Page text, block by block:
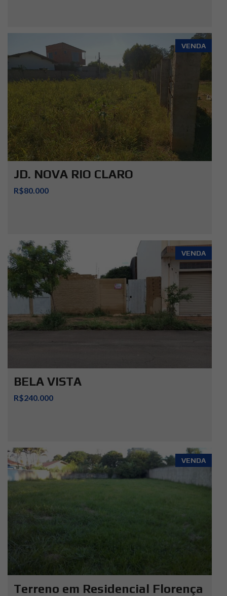
VENDA
JD. NOVA RIO CLARO
R$80.000
VENDA
BELA VISTA
R$240.000
VENDA
Terreno em Residencial Florença